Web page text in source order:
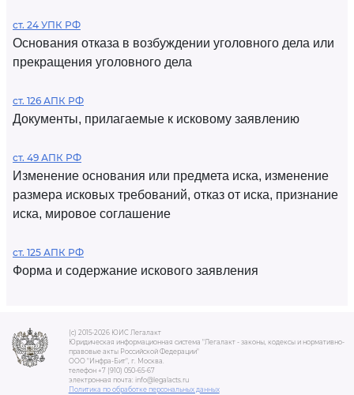
ст. 24 УПК РФ
Основания отказа в возбуждении уголовного дела или
прекращения уголовного дела
ст. 126 АПК РФ
Документы, прилагаемые к исковому заявлению
ст. 49 АПК РФ
Изменение основания или предмета иска, изменение
размера исковых требований, отказ от иска, признание
иска, мировое соглашение
ст. 125 АПК РФ
Форма и содержание искового заявления
(c) 2015-2026 ЮИС Легалакт
Юридическая информационная система "Легалакт - законы, кодексы и нормативно-
правовые акты Российской Федерации"
ООО "Инфра-Бит", г. Москва.
телефон +7 (910) 050-65-67
электронная почта: info@legalacts.ru
Политика по обработке персональных данных